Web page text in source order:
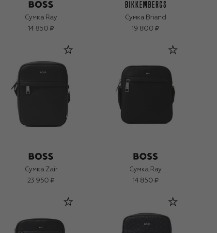
Сумка Ray
14 850 ₽
Сумка Briand
19 800 ₽
Сумка Zair
23 950 ₽
Сумка Ray
14 850 ₽